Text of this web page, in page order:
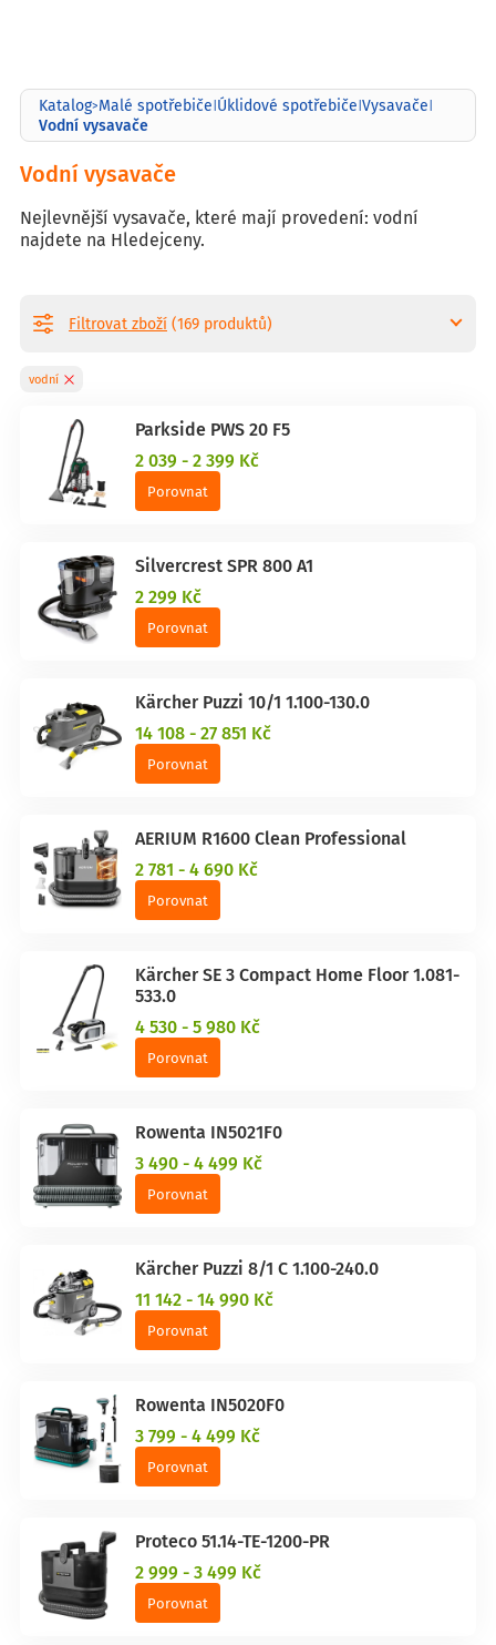
Katalog>Malé spotřebiče|Úklidové spotřebiče|Vysavače|
Vodní vysavače
Vodní vysavače
Nejlevnější vysavače, které mají provedení: vodní
najdete na Hledejceny.
Parkside PWS 20 F5
2 039 - 2 399 Kč
Porovnat
Silvercrest SPR 800 A1
2 299 Kč
Porovnat
Kärcher Puzzi 10/1 1.100-130.0
14 108 - 27 851 Kč
Porovnat
AERIUM R1600 Clean Professional
2 781 - 4 690 Kč
Porovnat
Kärcher SE 3 Compact Home Floor 1.081-
533.0
4 530 - 5 980 Kč
Porovnat
Rowenta IN5021F0
3 490 - 4 499 Kč
Porovnat
Kärcher Puzzi 8/1 C 1.100-240.0
11 142 - 14 990 Kč
Porovnat
Rowenta IN5020F0
3 799 - 4 499 Kč
Porovnat
Proteco 51.14-TE-1200-PR
2 999 - 3 499 Kč
Porovnat
Filtrovat zboží (169 produktů)
vodní